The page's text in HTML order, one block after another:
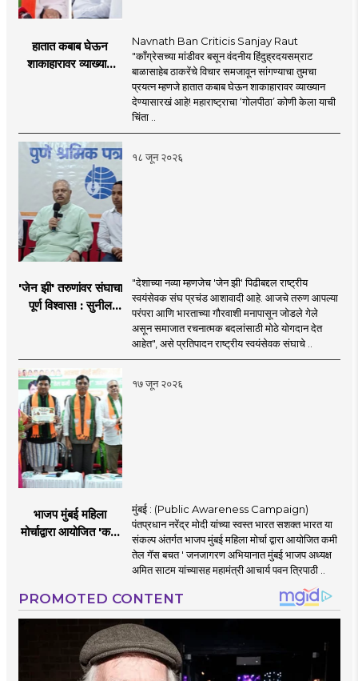
हातात कबाब घेऊन
शाकाहारावर व्याख्यान
Navnath Ban Criticis Sanjay Raut
"काँग्रेसच्या मांडीवर बसून वंदनीय हिंदुह्रदयसम्राट
बाळासाहेब ठाकरेंचे विचार समजावून सांगण्याचा तुमचा
प्रयत्न म्हणजे हातात कबाब घेऊन शाकाहारावर व्याख्यान
देण्यासारखं आहे! महाराष्ट्राचा ‘गोलपीठा’ कोणी केला याची
चिंता ..
१८ जून २०२६
'जेन झी' तरुणांवर संघाचा
पूर्ण विश्वास! : सुनील
"देशाच्या नव्या म्हणजेच 'जेन झी' पिढीबद्दल राष्ट्रीय
स्वयंसेवक संघ प्रचंड आशावादी आहे. आजचे तरुण आपल्या
परंपरा आणि भारताच्या गौरवाशी मनापासून जोडले गेले
असून समाजात रचनात्मक बदलांसाठी मोठे योगदान देत
आहेत", असे प्रतिपादन राष्ट्रीय स्वयंसेवक संघाचे ..
१७ जून २०२६
भाजप मुंबई महिला
मोर्चाद्वारा आयोजित 'कमी
मुंबई : (Public Awareness Campaign)
पंतप्रधान नरेंद्र मोदी यांच्या स्वस्त भारत सशक्त भारत या
संकल्प अंतर्गत भाजप मुंबई महिला मोर्चा द्वारा आयोजित कमी
तेल गॅस बचत ' जनजागरण अभियानात मुंबई भाजप अध्यक्ष
अमित साटम यांच्यासह महामंत्री आचार्य पवन त्रिपाठी ..